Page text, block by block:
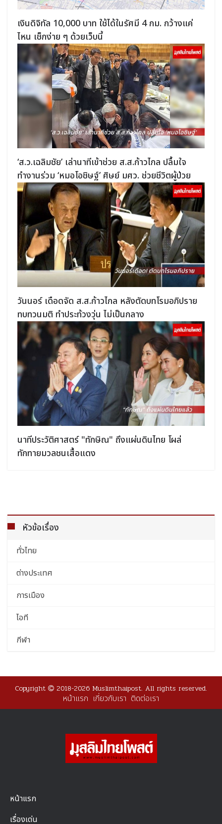
เงินดิจิทัล 10,000 บาท ใช้ได้ในรัศมี 4 กม. กว้างแค่
ไหน เช็กง่าย ๆ ด้วยเว็บนี้
‘ส.ว.เฉลิมชัย’ เล่านาทีเข้าช่วย ส.ส.ก้าวไกล ปลื้มใจ
ทำงานร่วม ‘หมอโอชิษฐ์’ ศิษย์ มศว. ช่วยชีวิตผู้ป่วย
วันนอร์ เดือดจัด ส.ส.ก้าวไกล หลังตัดบทโรมอภิปราย
ทบทวนมติ ทำประท้วงวุ่น ไม่เป็นกลาง
นาทีประวัติศาสตร์ "ทักษิณ" ถึงแผ่นดินไทย โผล่
ทักทายมวลชนเสื้อแดง
หัวข้อเรื่อง
ทั่วไทย
ต่างประเทศ
การเมือง
ไอที
กีฬา
Copyright 2018-2026 Muslimthaipost. All rights reserved.
หน้าแรก เกี่ยวกับเรา ติดต่อเรา
หน้าแรก
เรื่องเด่น